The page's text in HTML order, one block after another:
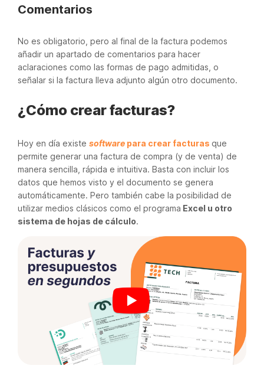
Comentarios
No es obligatorio, pero al final de la factura podemos
añadir un apartado de comentarios para hacer
aclaraciones como las formas de pago admitidas, o
señalar si la factura lleva adjunto algún otro documento.
¿Cómo crear facturas?
Hoy en día existe software para crear facturas que
permite generar una factura de compra (y de venta) de
manera sencilla, rápida e intuitiva. Basta con incluir los
datos que hemos visto y el documento se genera
automáticamente. Pero también cabe la posibilidad de
utilizar medios clásicos como el programa Excel u otro
sistema de hojas de cálculo.